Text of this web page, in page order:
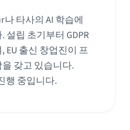
나 타사의 AI 학습에
설립 초기부터 GDPR
EU 출신 창업진이 프
갖고 있습니다.
행 중입니다.